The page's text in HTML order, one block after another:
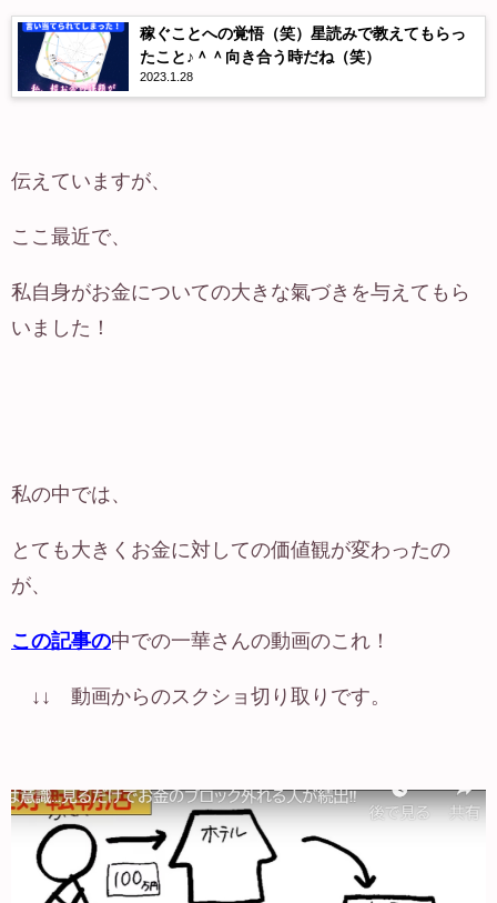
稼ぐことへの覚悟（笑）星読みで教えてもらっ
たこと♪＾＾向き合う時だね（笑）
2023.1.28
伝えていますが、
ここ最近で、
私自身がお金についての大きな氣づきを与えてもら
いました！
私の中では、
とても大きくお金に対しての価値観が変わったの
が、
この記事の中での一華さんの動画のこれ！
↓↓ 動画からのスクショ切り取りです。